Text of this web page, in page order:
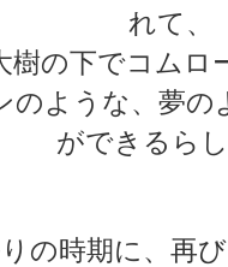
れて、
樹の下でコムロ
のような、夢
ができるら
の時期に、再